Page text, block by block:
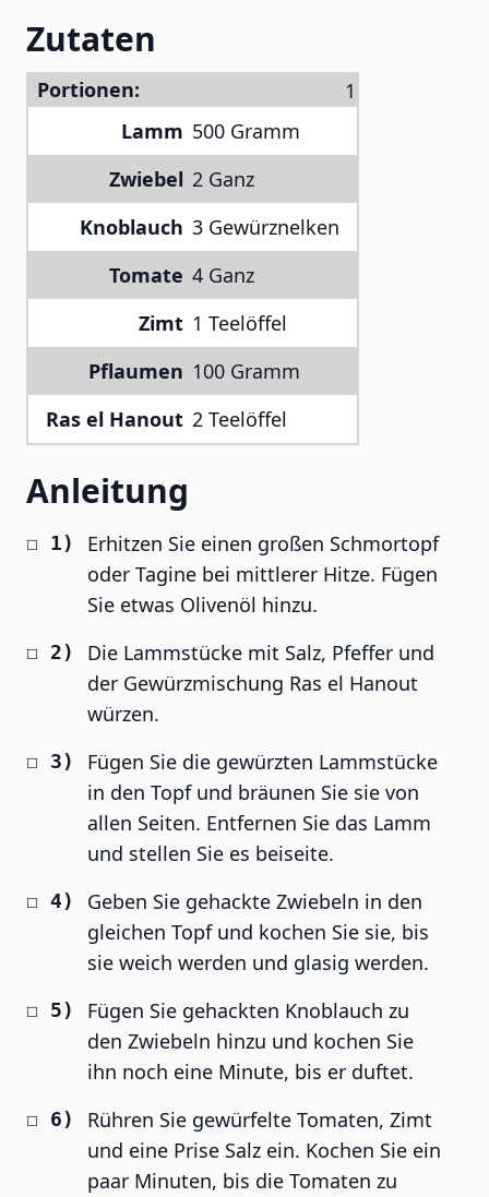
Zutaten
Portionen:
Lamm 500 Gramm
Zwiebel 2 Ganz
Knoblauch 3 Gewürznelken
Tomate 4 Ganz
Zimt 1 Teelöffel
Pflaumen 100 Gramm
Ras el Hanout 2 Teelöffel
Anleitung
Erhitzen Sie einen großen Schmortopf
oder Tagine bei mittlerer Hitze. Fügen
Sie etwas Olivenöl hinzu.
Die Lammstücke mit Salz, Pfeffer und
der Gewürzmischung Ras el Hanout
würzen.
Fügen Sie die gewürzten Lammstücke
in den Topf und bräunen Sie sie von
allen Seiten. Entfernen Sie das Lamm
und stellen Sie es beiseite.
Geben Sie gehackte Zwiebeln in den
gleichen Topf und kochen Sie sie, bis
sie weich werden und glasig werden.
Fügen Sie gehackten Knoblauch zu
den Zwiebeln hinzu und kochen Sie
ihn noch eine Minute, bis er duftet.
Rühren Sie gewürfelte Tomaten, Zimt
und eine Prise Salz ein. Kochen Sie ein
paar Minuten, bis die Tomaten zu